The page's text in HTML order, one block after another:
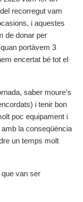
recorregut vam
i aquestes
de donar per
portàvem 3
encertat bé tot el
saber moure’s
i tenir bon
poc equipament i
la conseqüència
un temps molt
que van ser